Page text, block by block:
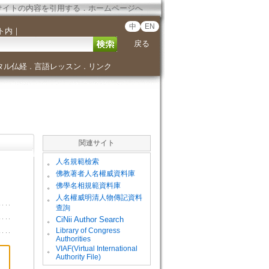
イトの内容を引用する．ホームページへ
内 ｜ 中 EN
戻る
ル仏経． 言語レッスン ． リンク
関連サイト
。 人名規範檢索
。 佛教著者人名權威資料庫
。 佛學名相規範資料庫
。
人名權威明清人物傳記資料
查詢
。
CiNii Author Search
。
Library of Congress
Authorities
。
VIAF(Virtual International
Authority File)